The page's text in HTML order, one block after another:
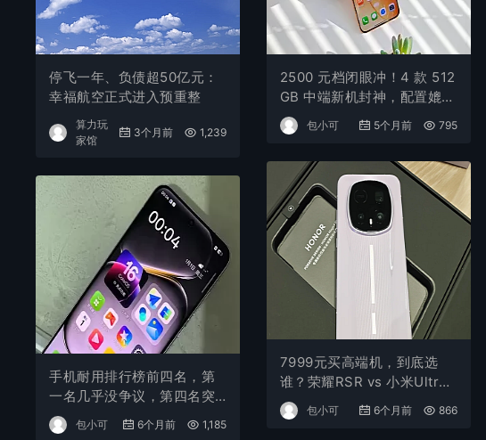
停飞一年、负债超50亿元：
幸福航空正式进入预重整
算力玩
家馆
3个月前 1,239
2500 元档闭眼冲！4 款 512
GB 中端新机封神，配置媲美
旗舰，早买早享受
包小可 5个月前 795
手机耐用排行榜前四名，第
一名几乎没争议，第四名突
然逆袭
包小可 6个月前 1,185
7999元买高端机，到底选
谁？荣耀RSR vs 小米Ultr
a，春节换机终极对决
包小可 6个月前 866